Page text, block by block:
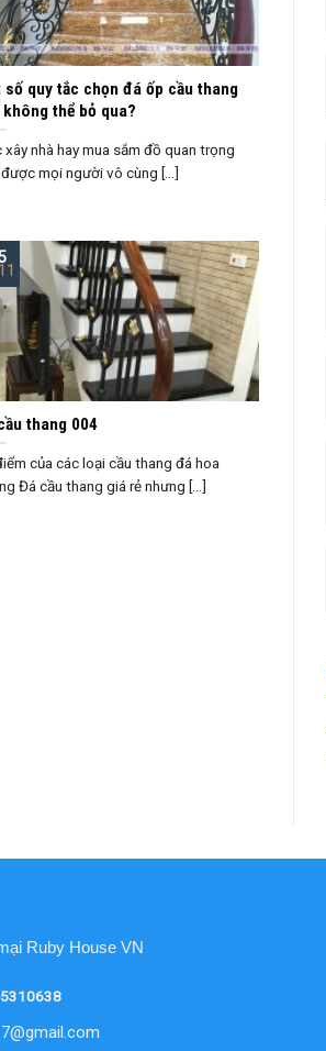
số quy tắc chọn đá ốp cầu thang
không thể bỏ qua?
xây nhà hay mua sắm đồ quan trọng
mọi người vô cùng [...]
thang 004
của các loại cầu thang đá hoa
Đá cầu thang giá rẻ nhưng [...]
Ruby House VN